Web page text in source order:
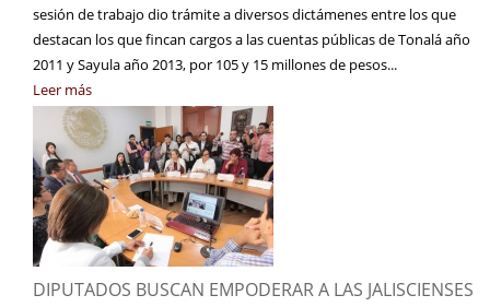
sesión de trabajo dio trámite a diversos dictámenes entre los que
destacan los que fincan cargos a las cuentas públicas de Tonalá año
2011 y Sayula año 2013, por 105 y 15 millones de pesos...
Leer más
DIPUTADOS BUSCAN EMPODERAR A LAS JALISCIENSES